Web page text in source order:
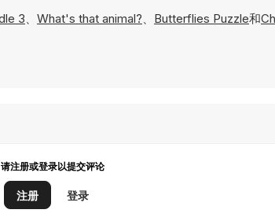
3、 What's that animal?、 Butterflies Puzzle和
请注册或登录以提交评论
注册 登录